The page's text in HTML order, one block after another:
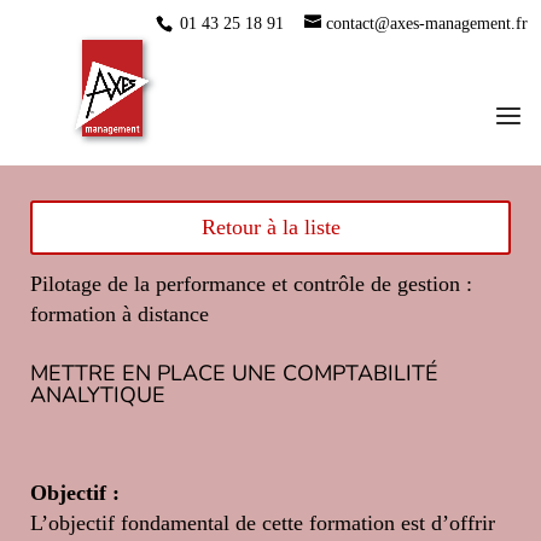
01 43 25 18 91 contact@axes-management.fr
Retour à la liste
Pilotage de la performance et contrôle de gestion :
formation à distance
METTRE EN PLACE UNE COMPTABILITÉ
ANALYTIQUE
Objectif :
L’objectif fondamental de cette formation est d’offrir